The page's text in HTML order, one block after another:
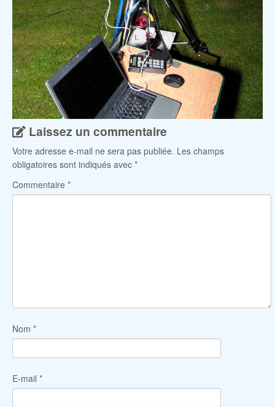
Laissez un commentaire
Votre adresse e-mail ne sera pas publiée. Les champs
obligatoires sont indiqués avec *
Commentaire *
Nom *
E-mail *